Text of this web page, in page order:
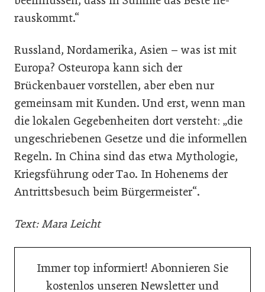
rauskommt.“
Russland, Nordamerika, Asien – was ist mit
Europa? Osteuropa kann sich der
Brückenbauer vorstellen, aber eben nur
gemeinsam mit Kunden. Und erst, wenn man
die lokalen Gegebenheiten dort versteht: „die
ungeschriebenen Gesetze und die informellen
Regeln. In China sind das etwa Mythologie,
Kriegsführung oder Tao. In Hohenems der
Antrittsbesuch beim Bürgermeister“.
Text: Mara Leicht
Immer top informiert! Abonnieren Sie
kostenlos unseren Newsletter und